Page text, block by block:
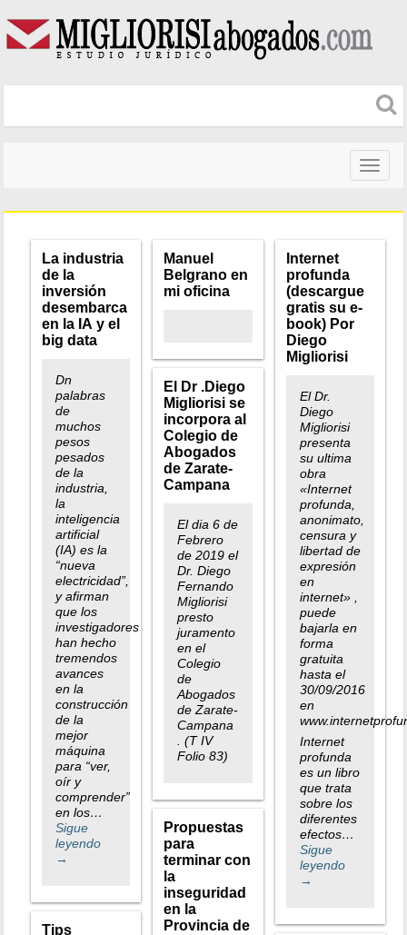
La industria
de la
inversión
desembarca
en la IA y el
big data
Dn
palabras
de
muchos
pesos
pesados
de la
industria,
la
inteligencia
artificial
(IA) es la
“nueva
electricidad”,
y afirman
que los
investigadores
han hecho
tremendos
avances
en la
construcción
de la
mejor
máquina
para “ver,
oír y
comprender”
en los…
Sigue
leyendo
→
Tips
Manuel
Belgrano en
mi oficina
El Dr .Diego
Migliorisi se
incorpora al
Colegio de
Abogados
de Zarate-
Campana
El dia 6 de
Febrero
de 2019 el
Dr. Diego
Fernando
Migliorisi
presto
juramento
en el
Colegio
de
Abogados
de Zarate-
Campana
. (T IV
Folio 83)
Propuestas
para
terminar con
la
inseguridad
en la
Provincia de
Internet
profunda
(descargue
gratis su e-
book) Por
Diego
Migliorisi
El Dr.
Diego
Migliorisi
presenta
su ultima
obra
«Internet
profunda,
anonimato,
censura y
libertad de
expresión
en
internet» ,
puede
bajarla en
forma
gratuita
hasta el
30/09/2016
en
Internet
profunda
es un libro
que trata
sobre los
diferentes
efectos…
Sigue
leyendo
→